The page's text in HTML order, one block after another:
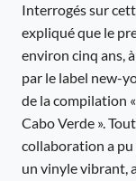
Interrogés sur
expliqué que le
environ cinq ans,
par le label new-
de la compilation
Cabo Verde ».
collaboration a
un vinyle vibrant,